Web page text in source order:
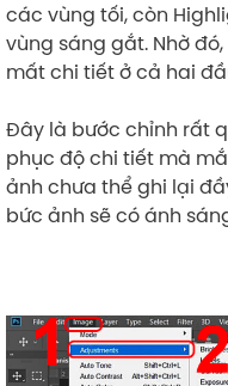
các vùng tối, còn
vùng sáng gắt. Nhờ
mất chi tiết ở cả hai
Đây là bước chỉnh rất
phục độ chi tiết mà
ảnh chưa thể ghi lại
bức ảnh sẽ có ánh